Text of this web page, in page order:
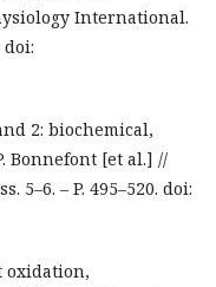
International.
doi:
2: biochemical,
Bonnefont [et al.] //
5–6. – P. 495–520. doi:
oxidation,